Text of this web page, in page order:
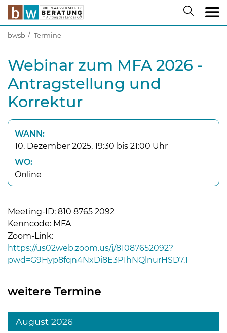
Skip to main content
bwsb Termine
Webinar zum MFA 2026 -
Antragstellung und
Korrektur
WANN:
10. Dezember 2025, 19:30 bis 21:00 Uhr
WO:
Online
Meeting-ID: 810 8765 2092
Kenncode: MFA
Zoom-Link:
https://us02web.zoom.us/j/81087652092?
pwd=G9Hyp8fqn4NxDi8E3P1hNQlnurHSD7.1
weitere Termine
August 2026